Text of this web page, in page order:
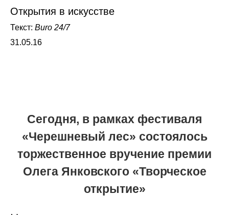
Открытия в искусстве
Текст: Buro 24/7
31.05.16
Сегодня, в рамках фестиваля
«Черешневый лес» состоялось
торжественное вручение премии
Олега Янковского «Творческое
открытие»